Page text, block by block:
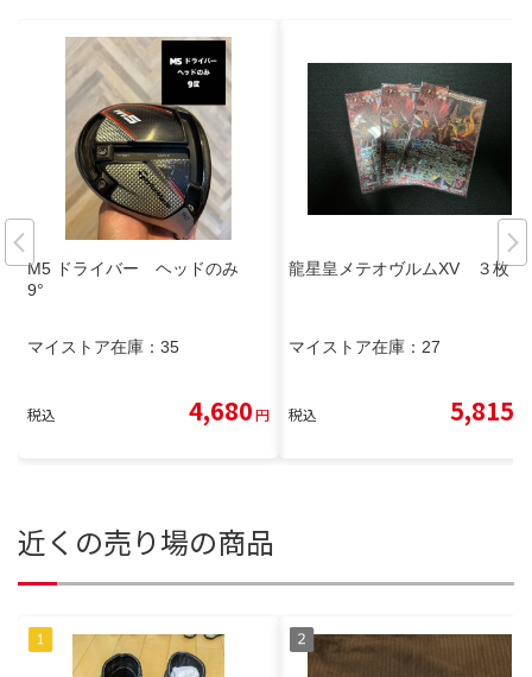
M5 ドライバー ヘッドのみ
9°
マイストア在庫： 35
税込 4,680円
龍星皇メテオヴルムXV ３枚
マイストア在庫： 27
税込 5,815
近くの売り場の商品